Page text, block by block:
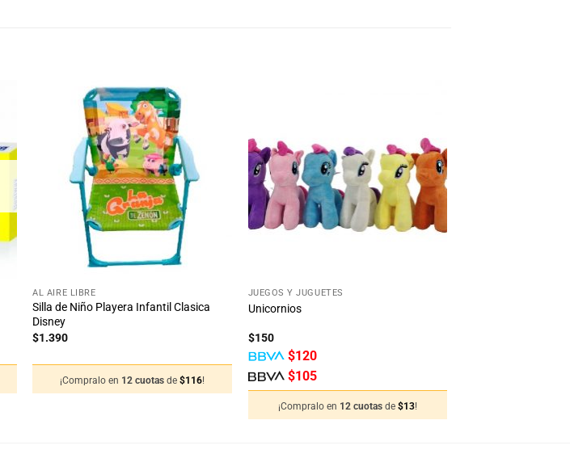
deseos
AL AIRE LIBRE
Silla de Niño Playera Infantil Clasica
Disney
$1.390
¡Compralo en 12 cuotasde$116!
a la
lista
de
deseos
JUEGOS Y JUGUETES
Unicornios
$150
$120
$105
¡Compralo en 12 cuotas de $13!